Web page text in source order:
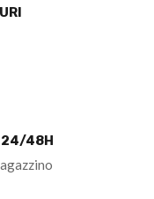
24/48H